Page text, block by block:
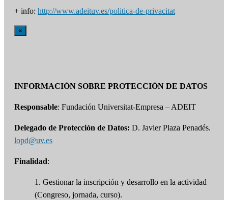
+ info: http://www.adeituv.es/politica-de-privacitat
×
INFORMACIÓN SOBRE PROTECCIÓN DE DATOS
Responsable: Fundación Universitat-Empresa – ADEIT
Delegado de Protección de Datos: D. Javier Plaza Penadés.
lopd@uv.es
Finalidad:
1. Gestionar la inscripción y desarrollo en la actividad
(Congreso, jornada, curso).